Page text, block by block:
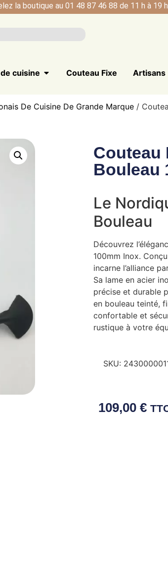
la boutique au 01 48 87 46 88 de 11 h à 19
cuisine Couteau Fixe Artisans
De Cuisine De Grande Marque /
Couteau
Bouleau
Le
Bouleau
Découvrez
100mm Inox.
incarne l’alliance
Sa lame en acier
précise et durable
en bouleau teinté,
confortable et
rustique à votre
SKU:
109,00 €